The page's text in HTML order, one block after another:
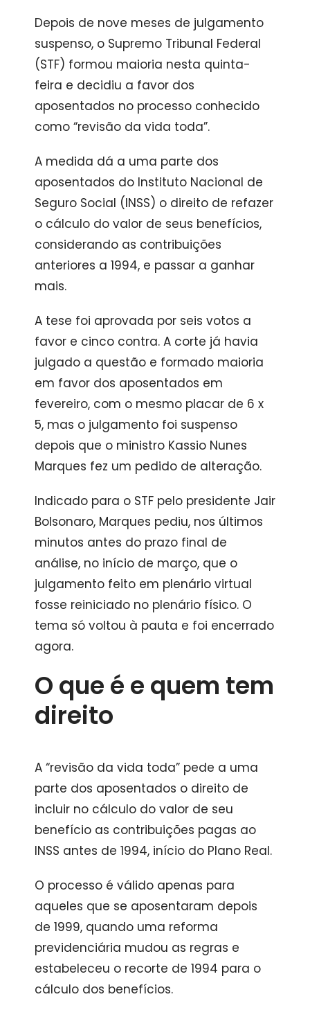
Depois de nove meses de julgamento
suspenso, o Supremo Tribunal Federal
(STF) formou maioria nesta quinta-
feira e decidiu a favor dos
aposentados no processo conhecido
como “revisão da vida toda”.
A medida dá a uma parte dos
aposentados do Instituto Nacional de
Seguro Social (INSS) o direito de refazer
o cálculo do valor de seus benefícios,
considerando as contribuições
anteriores a 1994, e passar a ganhar
mais.
A tese foi aprovada por seis votos a
favor e cinco contra. A corte já havia
julgado a questão e formado maioria
em favor dos aposentados em
fevereiro, com o mesmo placar de 6 x
5, mas o julgamento foi suspenso
depois que o ministro Kassio Nunes
Marques fez um pedido de alteração.
Indicado para o STF pelo presidente Jair
Bolsonaro, Marques pediu, nos últimos
minutos antes do prazo final de
análise, no início de março, que o
julgamento feito em plenário virtual
fosse reiniciado no plenário físico. O
tema só voltou à pauta e foi encerrado
agora.
O que é e quem tem
direito
A “revisão da vida toda” pede a uma
parte dos aposentados o direito de
incluir no cálculo do valor de seu
benefício as contribuições pagas ao
INSS antes de 1994, início do Plano Real.
O processo é válido apenas para
aqueles que se aposentaram depois
de 1999, quando uma reforma
previdenciária mudou as regras e
estabeleceu o recorte de 1994 para o
cálculo dos benefícios.